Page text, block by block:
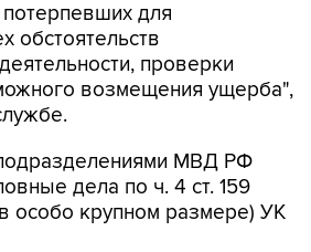
для
обстоятельств
проверки
возмещения ущерба",
МВД РФ
дела по ч. 4 ст. 159
особо крупном размере) УК